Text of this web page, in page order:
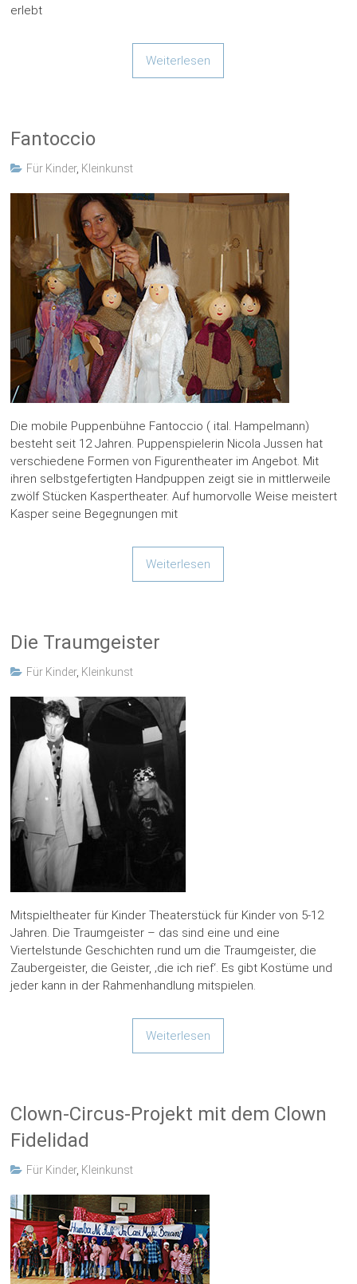
erlebt
Weiterlesen
Fantoccio
Für Kinder, Kleinkunst
Die mobile Puppenbühne Fantoccio ( ital. Hampelmann)
besteht seit 12 Jahren. Puppenspielerin Nicola Jussen hat
verschiedene Formen von Figurentheater im Angebot. Mit
ihren selbstgefertigten Handpuppen zeigt sie in mittlerweile
zwölf Stücken Kaspertheater. Auf humorvolle Weise meistert
Kasper seine Begegnungen mit
Weiterlesen
Die Traumgeister
Für Kinder, Kleinkunst
Mitspieltheater für Kinder Theaterstück für Kinder von 5-12
Jahren. Die Traumgeister – das sind eine und eine
Viertelstunde Geschichten rund um die Traumgeister, die
Zaubergeister, die Geister, ‚die ich rief‘. Es gibt Kostüme und
jeder kann in der Rahmenhandlung mitspielen.
Weiterlesen
Clown-Circus-Projekt mit dem Clown
Fidelidad
Für Kinder, Kleinkunst